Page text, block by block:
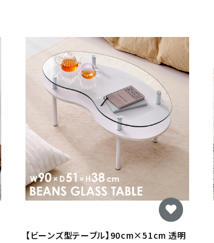
【ビーンズ型テーブル】90cm×51cm 透明